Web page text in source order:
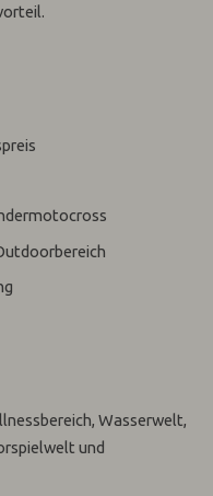
Wasserwelt,
und